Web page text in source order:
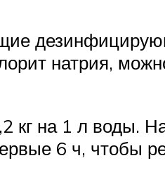
натрия,
кг на 1 л воды.
6 ч, чтобы